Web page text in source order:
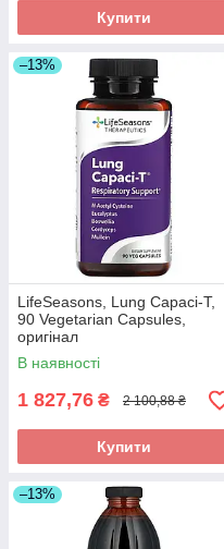
Купити
–13%
LifeSeasons, Lung Capaci-T,
90 Vegetarian Capsules,
оригінал
В наявності
1 827,76 ₴ 2 100,88 ₴
Купити
–13%